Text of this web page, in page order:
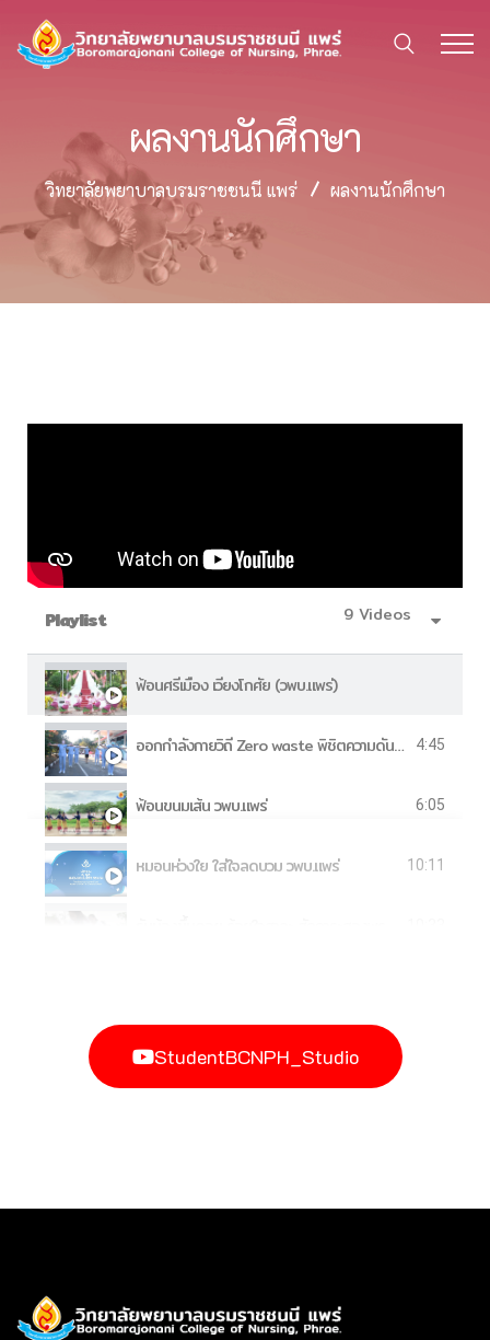
ผลงานนักศึกษา
วิทยาลัยพยาบาลบรมราชชนนี แพร่ ผลงานนักศึกษา
Playlist 9 Videos
ฟ้อนศรีเมือง เวียงโกศัย (วพบ.แพร่)
ออกกำลังกายวิถี Zero waste พิชิตความดันโลหิตสูง 4:45
ฟ้อนขนมเส้น วพบ.แพร่ 6:05
หมอนห่วงใย ใส่ใจลดบวม วพบ.แพร่ 10:11
ความปลอดภัยบนท้องถนน วพบ.แพร่
StudentBCNPH_Studio